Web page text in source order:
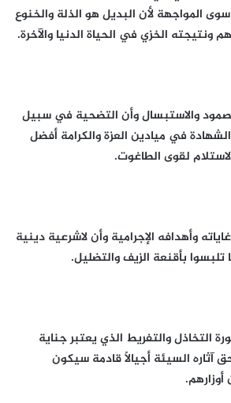
سوى المواجهة لأن البديل هو الذلة والخنوع
ونتيجته الخزي في الحياة الدنيا والآخرة.
والاستبسال وأن التضحية في سبيل
في ميادين العزة والكرامة أفضل
لقوى الطاغوت.
وأهدافه الإجرامية وأن لاشرعية دينية
تلبسوا بأقنعة الزيف والتضليل.
التخاذل والتفريط الذي يعتبر جناية
آثاره السيئة أجيالاً قادمة سيكون